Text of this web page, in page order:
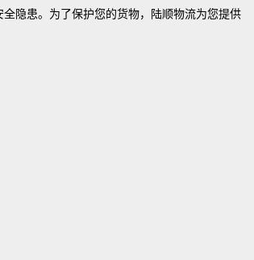
隐患。为了保护您的货物，陆顺物流为您提供